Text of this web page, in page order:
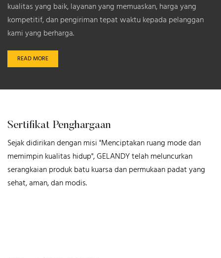
kualitas yang baik, layanan yang memuaskan, harga yang
kompetitif, dan pengiriman tepat waktu kepada pelanggan
kami yang berharga.
READ MORE
Sertifikat Penghargaan
Sejak didirikan dengan misi "Menciptakan ruang mode dan
memimpin kualitas hidup", GELANDY telah meluncurkan
serangkaian produk batu kuarsa dan permukaan padat yang
sehat, aman, dan modis.